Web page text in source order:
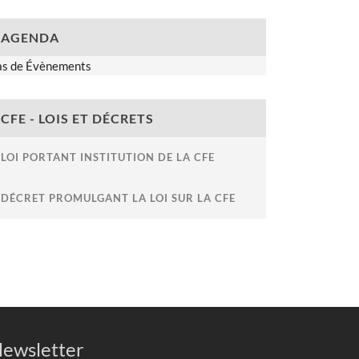
AGENDA
de Évènements
CFE - LOIS ET DÉCRETS
LOI PORTANT INSTITUTION DE LA CFE
DÉCRET PROMULGANT LA LOI SUR LA CFE